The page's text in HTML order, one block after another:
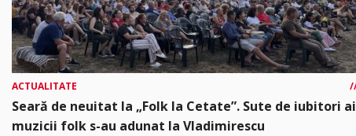
ACTUALITATE
Seară de neuitat la „Folk la Cetate”. Sute de iubitori ai
muzicii folk s-au adunat la Vladimirescu